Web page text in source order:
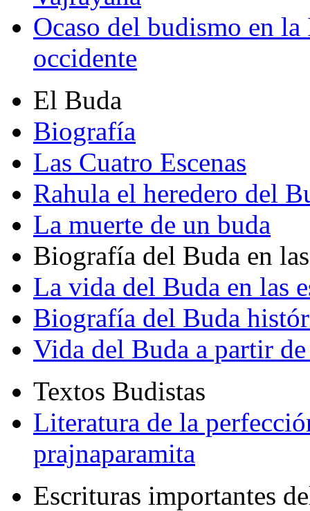
Ocaso del budismo en
occidente
El Buda
Biografía
Las Cuatro Escenas
Rahula el heredero del
La muerte de un buda
Biografía del Buda en
La vida del Buda en las
Biografía del Buda
Vida del Buda a partir de
Textos Budistas
Literatura de la
prajnaparamita
Escrituras importantes